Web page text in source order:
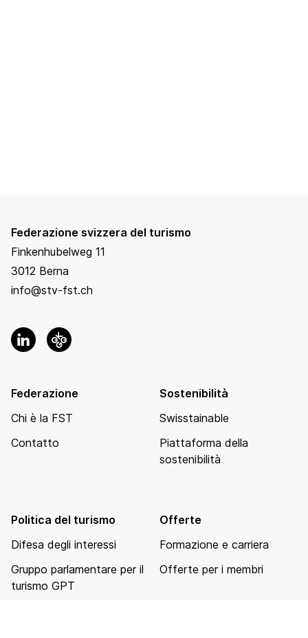
Federazione svizzera del turismo
Finkenhubelweg 11
3012 Berna
info@stv-fst.ch
Federazione
Chi è la FST
Contatto
Sostenibilità
Swisstainable
Piattaforma della
sostenibilità
Politica del turismo
Difesa degli interessi
Gruppo parlamentare per il
turismo GPT
Offerte
Formazione e carriera
Offerte per i membri